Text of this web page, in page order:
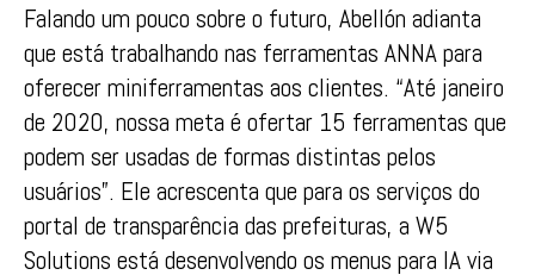
Falando um pouco sobre o futuro, Abellón adianta
que está trabalhando nas ferramentas ANNA para
oferecer miniferramentas aos clientes. “Até janeiro
de 2020, nossa meta é ofertar 15 ferramentas que
podem ser usadas de formas distintas pelos
usuários”. Ele acrescenta que para os serviços do
portal de transparência das prefeituras, a W5
Solutions está desenvolvendo os menus para IA via